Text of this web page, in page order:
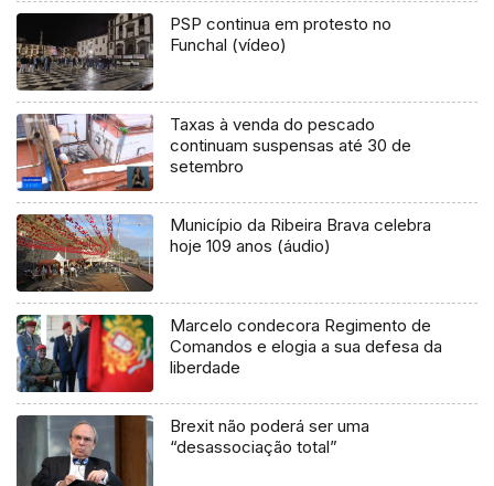
PSP continua em protesto no
Funchal (vídeo)
Taxas à venda do pescado
continuam suspensas até 30 de
setembro
Município da Ribeira Brava celebra
hoje 109 anos (áudio)
Marcelo condecora Regimento de
Comandos e elogia a sua defesa da
liberdade
Brexit não poderá ser uma
“desassociação total”